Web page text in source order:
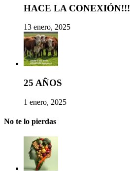
HACE LA CONEXIÓN!!!
13 enero, 2025
25 AÑOS
1 enero, 2025
No te lo pierdas